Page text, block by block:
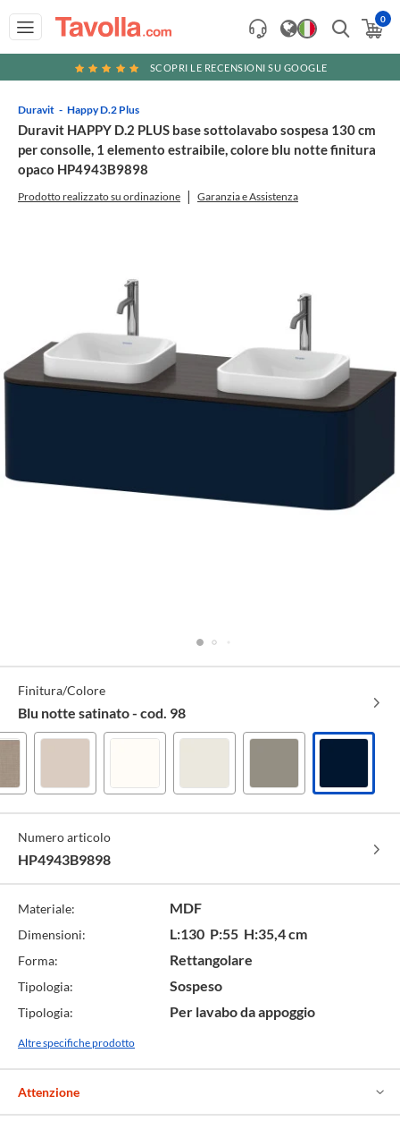
0
SCOPRI LE RECENSIONI SU GOOGLE
Duravit Happy D.2 Plus
Duravit HAPPY D.2 PLUS base sottolavabo sospesa 130 cm
per consolle, 1 elemento estraibile, colore blu notte finitura
opaco HP4943B9898
Prodotto realizzato su ordinazione Garanzia e Assistenza
Specifiche
Tecniche
Finitura/Colore
Blu notte satinato - cod. 98
Taupe
super
-
cod.
Bianco
satinato
Bianco
nordic
Grigio
pietra
Blu
notte
Numero articolo
HP4943B9898
Materiale: MDF
Dimensioni: L:130 P:55 H:35,4 cm
Forma: Rettangolare
Tipologia: Sospeso
Tipologia: Per lavabo da appoggio
Altre specifiche prodotto
Attenzione